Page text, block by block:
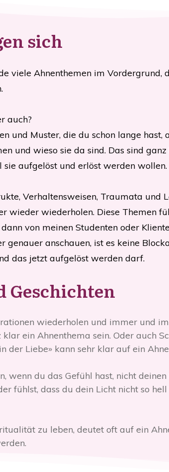
sich
viele Ahnenthemen im Vordergrund,
auch?
und Muster, die du schon lange hast,
und wieso sie da sind. Das sind
aufgelöst und erlöst werden wollen.
Verhaltensweisen, Traumata und
wieder wiederholen. Diese Themen
von meinen Studenten oder
genauer anschauen, ist es keine
das jetzt aufgelöst werden darf.
Geschichten
wiederholen und immer und
ein Ahnenthema sein. Oder auch
der Liebe» kann sehr klar auf ein
wenn du das Gefühl hast, nicht
fühlst, dass du dein Licht nicht so hell
zu leben, deutet oft auf ein